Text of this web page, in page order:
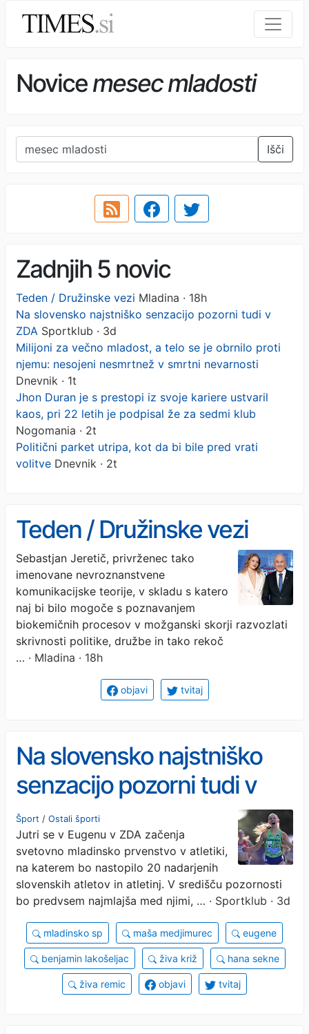
Novicemesec mladosti
Išči
Zadnjih 5 novic
Teden / Družinske vezi Mladina · 18h
Na slovensko najstniško senzacijo pozorni tudi v
ZDA Sportklub · 3d
Milijoni za večno mladost, a telo se je obrnilo proti
njemu: nesojeni nesmrtnež v smrtni nevarnosti
Dnevnik · 1t
Jhon Duran je s prestopi iz svoje kariere ustvaril
kaos, pri 22 letih je podpisal že za sedmi klub
Nogomania · 2t
Politični parket utripa, kot da bi bile pred vrati
volitve Dnevnik · 2t
Teden / Družinske vezi
Sebastjan Jeretič, privrženec tako
imenovane nevroznanstvene
komunikacijske teorije, v skladu s katero
naj bi bilo mogoče s poznavanjem
biokemičnih procesov v možganski skorji razvozlati
skrivnosti politike, družbe in tako rekoč
… · Mladina · 18h
objavi tvitaj
Na slovensko najstniško
senzacijo pozorni tudi v
ZDA
Šport / Ostali športi
Jutri se v Eugenu v ZDA začenja
svetovno mladinsko prvenstvo v atletiki,
na katerem bo nastopilo 20 nadarjenih
slovenskih atletov in atletinj. V središču pozornosti
bo predvsem najmlajša med njimi, … · Sportklub · 3d
mladinsko sp maša medjimurec eugene
benjamin lakošeljac živa križ hana sekne
živa remic objavi tvitaj